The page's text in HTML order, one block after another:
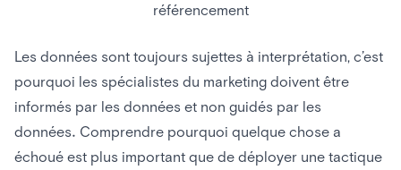
référencement
Les données sont toujours sujettes à interprétation, c’est
pourquoi les spécialistes du marketing doivent être
informés par les données et non guidés par les
données. Comprendre pourquoi quelque chose a
échoué est plus important que de déployer une tactique